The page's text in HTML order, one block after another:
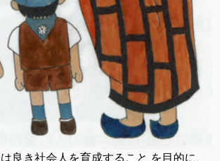
良き社会人を育成すること を目的に、